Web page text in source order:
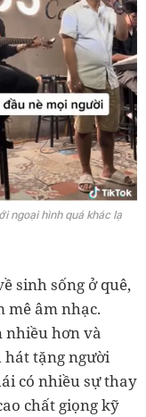
ngoại hình quá khác lạ
sinh sống ở quê,
mê âm nhạc.
nhiều hơn và
tặng người
có nhiều sự thay
chất giọng kỹ